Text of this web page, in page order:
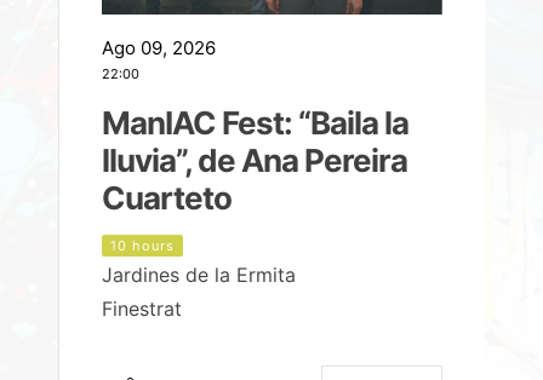
Ago 09, 2026
22:00
ManIAC Fest: “Baila la
lluvia”, de Ana Pereira
Cuarteto
10 hours
Jardines de la Ermita
Finestrat